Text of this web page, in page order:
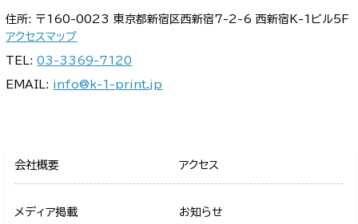
住所: 〒160-0023 東京都新宿区西新宿7-2-6 西新宿K-1ビル5F
アクセスマップ
TEL:03-3369-7120
EMAIL: info@k-1-print.jp
会社概要 アクセス
メディア掲載 お知らせ